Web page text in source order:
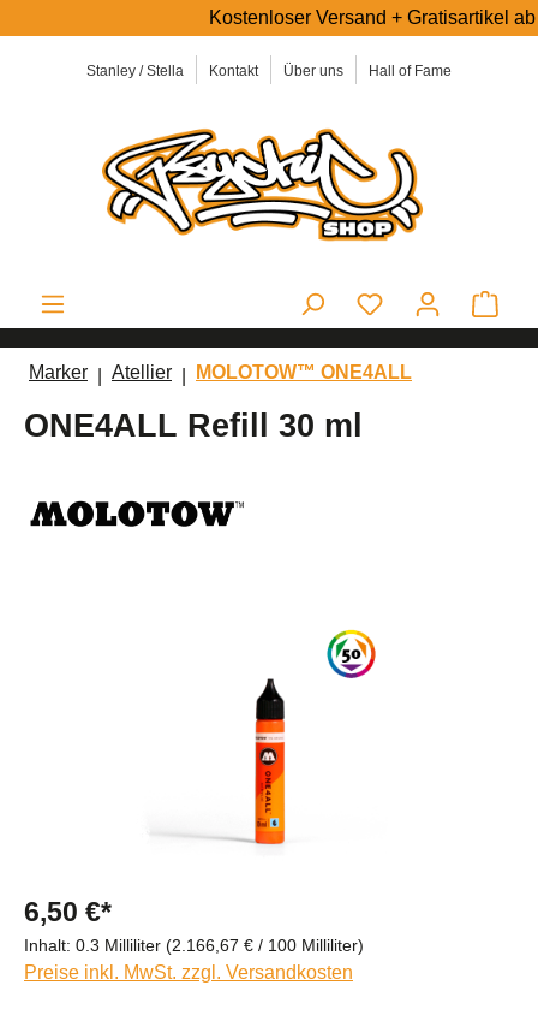
Stanley / Stella Kontakt Über uns Hall of Fame
Kostenloser Versand + Gratisartikel ab
Marker Atellier MOLOTOW™ ONE4ALL
ONE4ALL Refill 30 ml
6,50 €*
Inhalt: 0.3 Milliliter (2.166,67 € / 100 Milliliter)
Preise inkl. MwSt. zzgl. Versandkosten